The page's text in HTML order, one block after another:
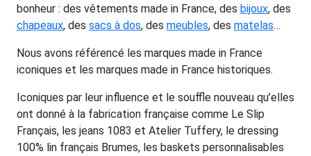
bonheur : des vêtements made in France, des bijoux, des
chapeaux, des sacs à dos, des meubles, des matelas…
Nous avons référencé les marques made in France
iconiques et les marques made in France historiques.
Iconiques par leur influence et le souffle nouveau qu’elles
ont donné à la fabrication française comme Le Slip
Français, les jeans 1083 et Atelier Tuffery, le dressing
100% lin français Brumes, les baskets personnalisables